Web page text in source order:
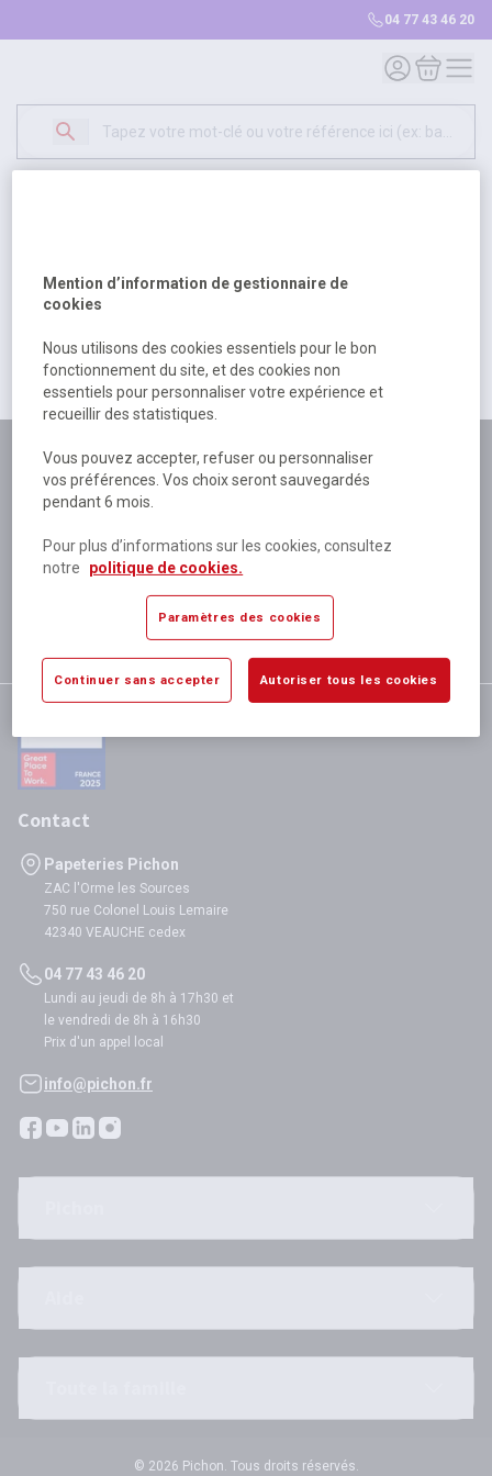
04 77 43 46 20
Mon compte
Mon
500
excuser pour la gêne occasionée.
Retour Retour à l'accueil
Plus de 180 personnes
à votre écoute
Plus de 80 000 références
disponibles
Expédition le jour même
si validation avant 12h
satisfaction totale
Contact
Papeteries Pichon
ZAC l'Orme les Sources
750 rue Colonel Louis Lemaire
42340 VEAUCHE cedex
04 77 43 46 20
Lundi au jeudi de 8h à 17h30 et
le vendredi de 8h à 16h30
Prix d'un appel local
info@pichon.fr
© 2026 Pichon. Tous droits réservés.
Mention d’information de gestionnaire de
cookies
Nous utilisons des cookies essentiels pour le bon
fonctionnement du site, et des cookies non
essentiels pour personnaliser votre expérience et
recueillir des statistiques.
Vous pouvez accepter, refuser ou personnaliser
vos préférences. Vos choix seront sauvegardés
pendant 6 mois.
Pour plus d’informations sur les cookies, consultez
notre
politique de cookies.
Paramètres des cookies
Continuer sans accepter Autoriser tous les cookies